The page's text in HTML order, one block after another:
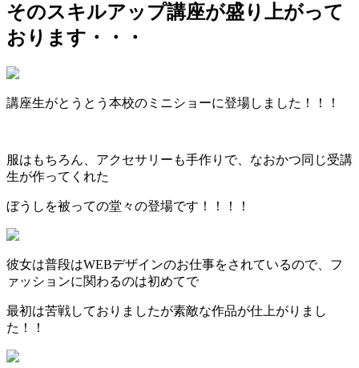
そのスキルアップ講座が盛り上がって
おります・・・
講座生がとうとう本校のミニショーに登場しました！！！
服はもちろん、アクセサリーも手作りで、なおかつ同じ受講
生が作ってくれた
ぼうしを被っての堂々の登場です！！！！
彼女は普段はWEBデザインのお仕事をされているので、フ
ァッションに関わるのは初めてで
最初は苦戦しておりましたが素敵な作品が仕上がりまし
た！！